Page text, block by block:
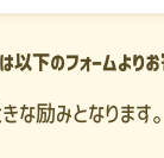
以下のフォームより
励みとなります。